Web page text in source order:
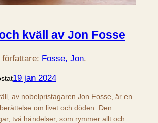
kväll av Jon Fosse
författare: Fosse, Jon.
19 jan 2024
av nobelpristagaren Jon Fosse, är en
om livet och döden. Den
två händelser, som rymmer allt och